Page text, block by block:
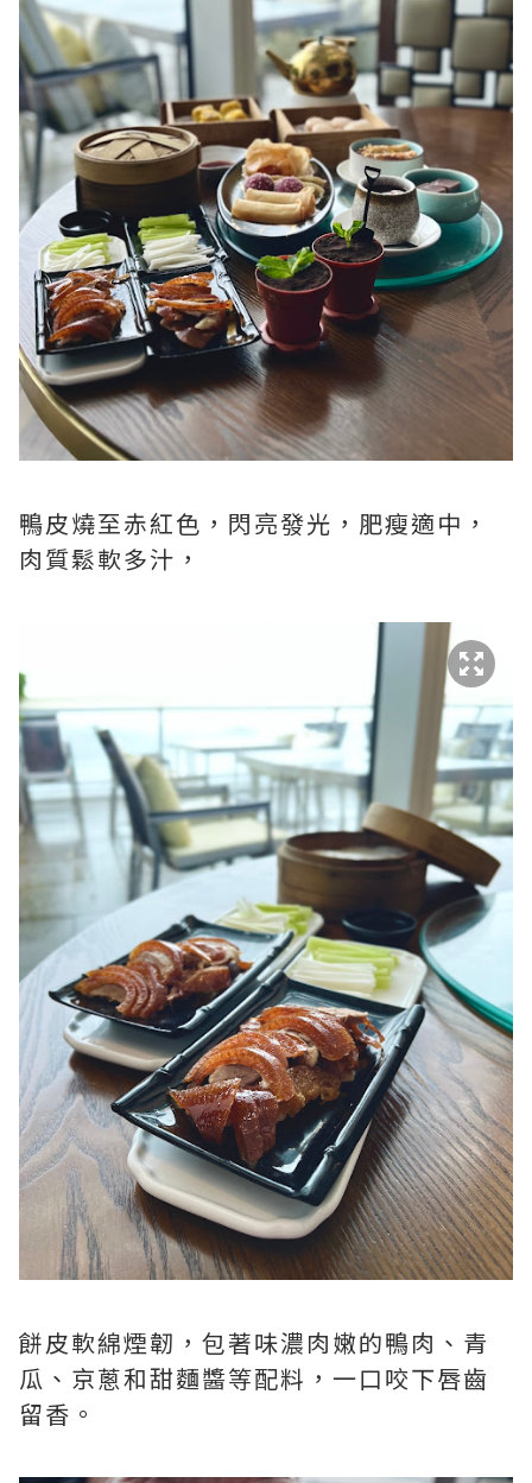
鴨皮燒至赤紅色，閃亮發光，肥瘦適中，
肉質鬆軟多汁，
餅皮軟綿煙韌，包著味濃肉嫩的鴨肉、青
瓜、京蔥和甜麵醬等配料，一口咬下唇齒
留香。